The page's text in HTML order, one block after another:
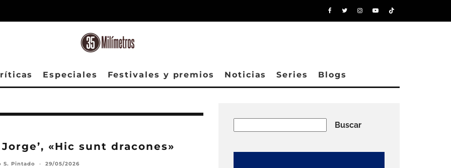
Especiales Festivales y premios Noticias Series Blogs
Jorge’, «Hic sunt dracones»
S. Pintado · 29/05/2026
Buscar